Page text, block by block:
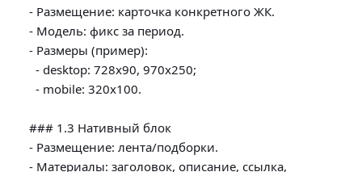
- Размещение: карточка конкретного ЖК.
- Модель: фикс за период.
- Размеры (пример):
### 1.3 Нативный блок
- Размещение: лента/подборки.
- Материалы: заголовок, описание, ссылка,